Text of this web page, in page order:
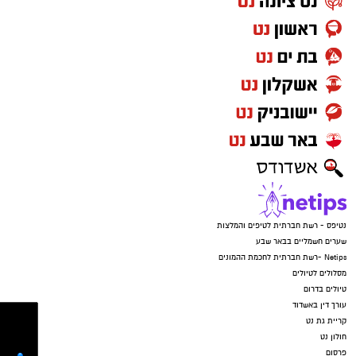
איימו על הקורבנות שאם ידברו הם יגיעו עד לביתם,
זרקו את הטלפונים ונמלטו מהמקום.
קרדיט: משטרת ישראל
המשפחה נמצאת כעת בשבר מוחלט. "אני גמורה,
מרוסקת", זועקת האם. "מיום ליום אני מתרסקת
יותר. הבן שלי בטראומה, הוא לא מוכן לחזור
נטיפס - רשת חברתית לטיפים והמלצות
שערים חשמליים בבאר שבע
Netips -רשת חברתית לחכמת ההמונים
מסלולים לטיולים
טיולים בדרום
עורך דין באשדוד
קריית גת נט
חולון נט
פרסום